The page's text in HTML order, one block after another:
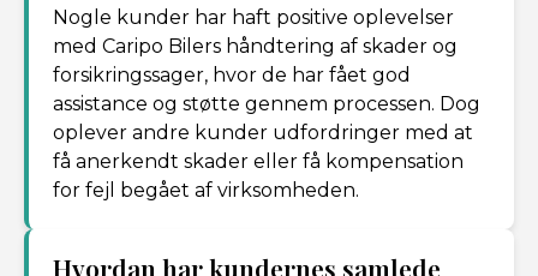
Nogle kunder har haft positive oplevelser
med Caripo Bilers håndtering af skader og
forsikringssager, hvor de har fået god
assistance og støtte gennem processen. Dog
oplever andre kunder udfordringer med at
få anerkendt skader eller få kompensation
for fejl begået af virksomheden.
Hvordan har kundernes samlede